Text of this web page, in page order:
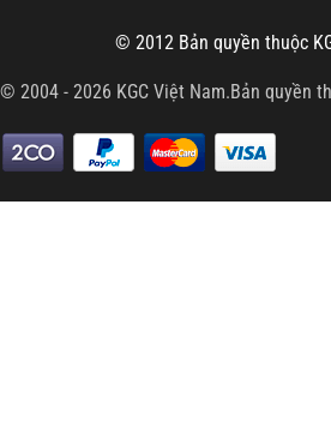
© 2012 Bản quyền thuộc
© 2004 - 2026 KGC Việt Nam.Bản quyền